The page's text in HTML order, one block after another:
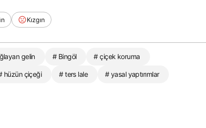
Kızgın
gelin # Bingöl # çiçek koruma
hüzün çiçeği # ters lale # yasal yaptırımlar